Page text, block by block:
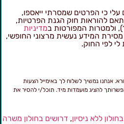
כי הפרטים שמסרתי ייאספו,
להוראות חוק הגנת הפרטיות,
מדיניות
המידע נעשית מרצוני החופשי,
לפי החוק.
נמשיך לשלוח לך באימייל הצעות
להציג מועמדות מיד. תוכל/י להסיר את
ללא ניסיון,דרושים בחולון משרה